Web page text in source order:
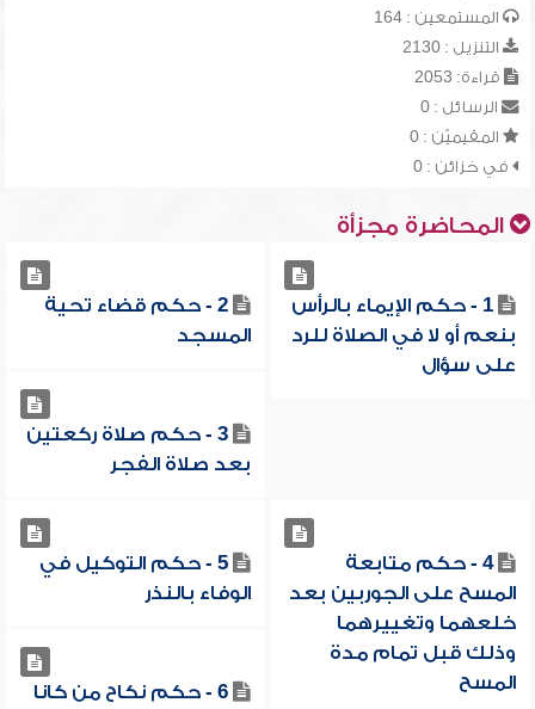
المستمعين : 164
التنزيل : 2130
قراءة: 2053
الرسائل : 0
المقيميّن : 0
في خزائن : 0
المحاضرة مجزأة
1 - حكم الإيماء بالرأس
بنعم أو لا في الصلاة للرد
على سؤال
2 - حكم قضاء تحية
المسجد
3 - حكم صلاة ركعتين
بعد صلاة الفجر
4 - حكم متابعة
المسح على الجوربين بعد
خلعهما وتغييرهما
وذلك قبل تمام مدة
المسح
5 - حكم التوكيل في
الوفاء بالنذر
6 - حكم نكاح من كانا